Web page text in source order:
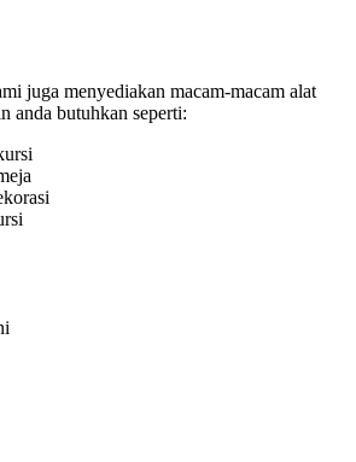
juga menyediakan macam-macam alat
anda butuhkan seperti: